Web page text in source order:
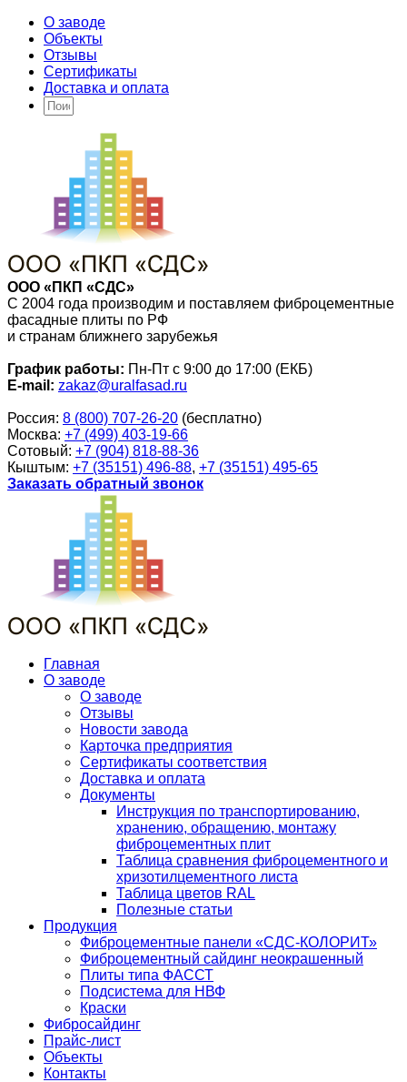
О заводе
Объекты
Отзывы
Сертификаты
Доставка и оплата
ООО «ПКП «СДС»
С 2004 года производим и поставляем фиброцементные
фасадные плиты по РФ
и странам ближнего зарубежья
График работы: Пн-Пт с 9:00 до 17:00 (ЕКБ)
E-mail: zakaz@uralfasad.ru
Россия: 8 (800) 707-26-20 (бесплатно)
Москва: +7 (499) 403-19-66
Сотовый: +7 (904) 818-88-36
Кыштым: +7 (35151) 496-88, +7 (35151) 495-65
Заказать обратный звонок
Главная
О заводе
О заводе
Отзывы
Новости завода
Карточка предприятия
Сертификаты соответствия
Доставка и оплата
Документы
Инструкция по транспортированию,
хранению, обращению, монтажу
фиброцементных плит
Таблица сравнения фиброцементного и
хризотилцементного листа
Таблица цветов RAL
Полезные статьи
Продукция
Фиброцементные панели «СДС-КОЛОРИТ»
Фиброцементный сайдинг неокрашенный
Плиты типа ФАССТ
Подсистема для НВФ
Краски
Фибросайдинг
Прайс-лист
Объекты
Контакты